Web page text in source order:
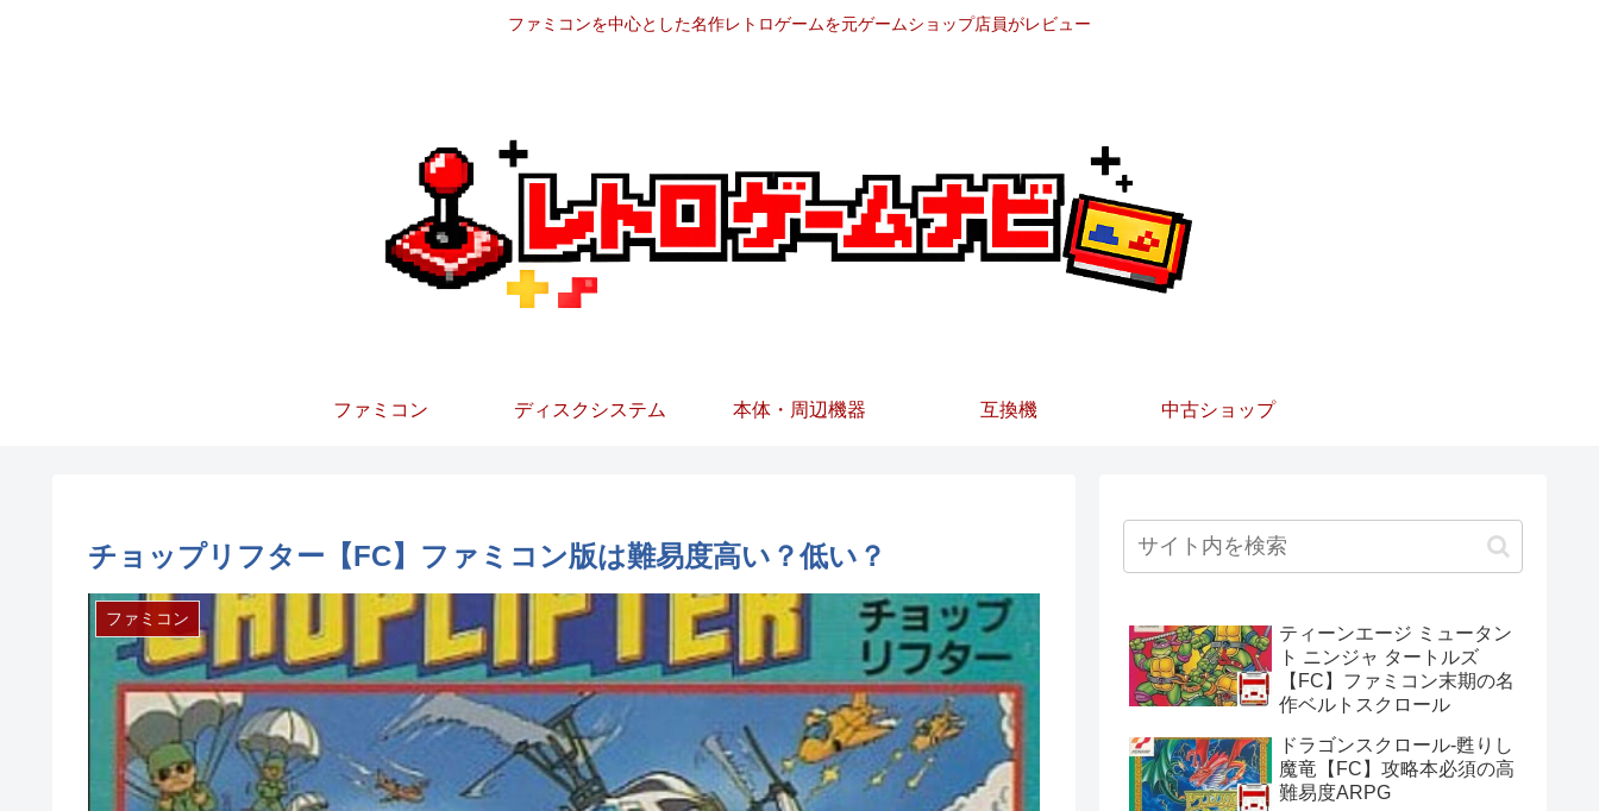
ファミコンを中心とした名作レトロゲームを元ゲームショップ店員がレビュー
ファミコン ディスクシステム 本体・周辺機器 互換機 中古ショップ
チョップリフター【FC】ファミコン版は難易度高い？低い？
ファミコン
ティーンエージ ミュータン
ト ニンジャ タートルズ
【FC】ファミコン末期の名
作ベルトスクロール
ドラゴンスクロール-甦りし
魔竜【FC】攻略本必須の高
難易度ARPG